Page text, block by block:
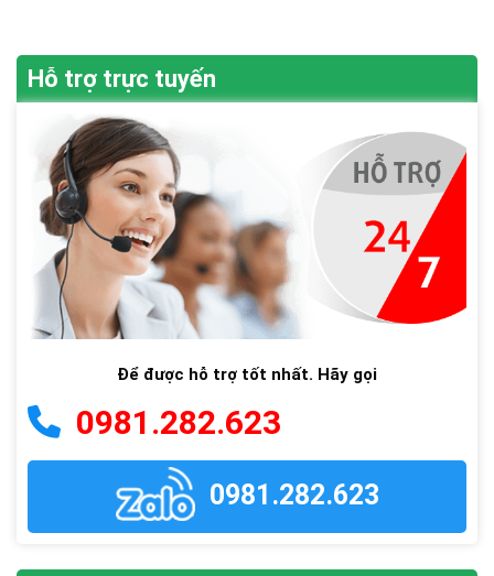
Hỗ trợ trực tuyến
Để được hỗ trợ tốt nhất. Hãy gọi
0981.282.623
0981.282.623